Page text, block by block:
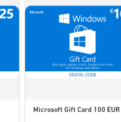
Microsoft Gift Card 100 EUR